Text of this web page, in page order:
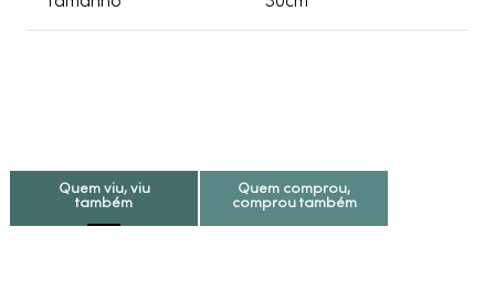
Quem viu, viu
também
Quem comprou,
comprou também